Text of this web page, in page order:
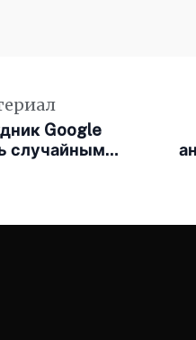
Google
случайным